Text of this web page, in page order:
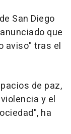
San Diego
que
aviso" tras el
de paz,
y el
ha